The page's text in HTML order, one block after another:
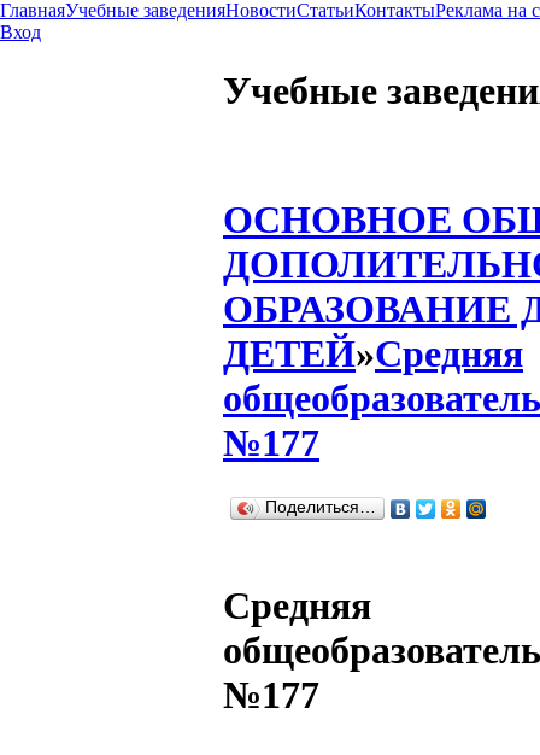
ГлавнаяУчебные заведенияНовостиСтатьиКонтактыРеклама на
Вход
Учебные
ОСНОВНОЕ
ОБРАЗОВАНИЕ
ДЕТЕЙ»Средняя
№177
Поделиться…
Средняя
№177